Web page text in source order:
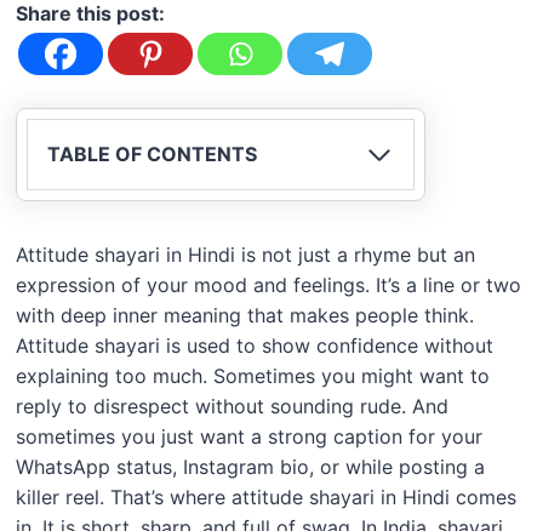
Share this post:
TABLE OF CONTENTS
Attitude shayari in Hindi is not just a rhyme but an
expression of your mood and feelings. It’s a line or two
with deep inner meaning that makes people think.
Attitude shayari is used to show confidence without
explaining too much. Sometimes you might want to
reply to disrespect without sounding rude. And
sometimes you just want a strong caption for your
WhatsApp status, Instagram bio, or while posting a
killer reel. That’s where attitude shayari in Hindi comes